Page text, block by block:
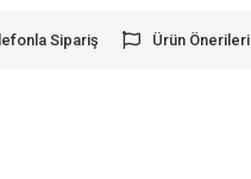
Sipariş Ürün Önerileri